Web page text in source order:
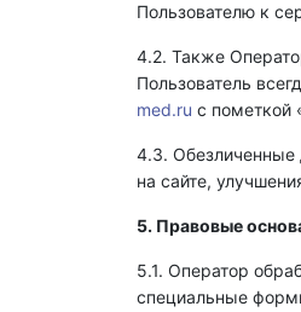
Пользователю к
4.2. Также
Пользователь
med.ru с пометкой
4.3. Обезличенные
на сайте,
5. Правовые
5.1. Оператор
специальные